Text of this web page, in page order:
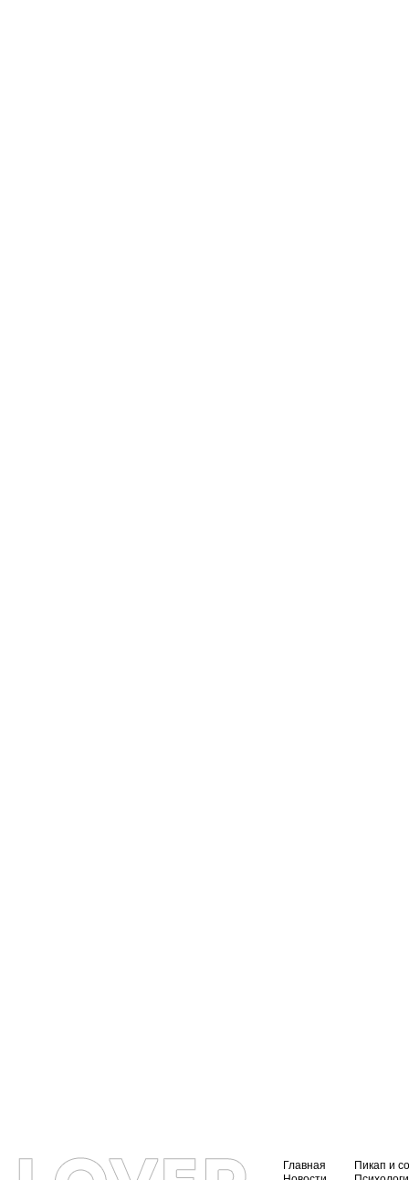
Главная
Пикап и